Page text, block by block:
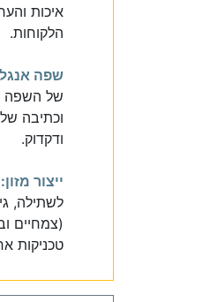
איכות
הלקוחות.
שפה
של השפה
וכתיבה של
ודקדוק.
ייצור מזון:
לשתילה,
(צמחיים
טכניקות